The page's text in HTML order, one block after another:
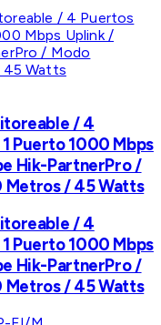
/ 4
Puerto 1000 Mbps
Hik-PartnerPro /
Metros / 45 Watts
/ 4
Puerto 1000 Mbps
Hik-PartnerPro /
Metros / 45 Watts